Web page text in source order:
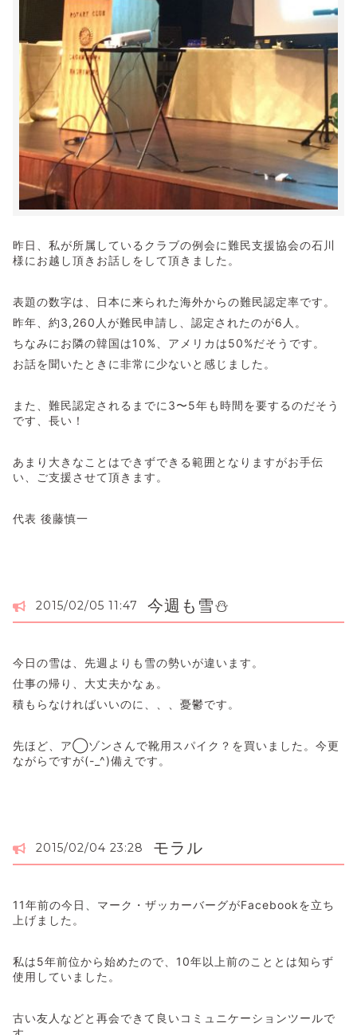
昨日、私が所属しているクラブの例会に難民支援協会の石川
様にお越し頂きお話しをして頂きました。
表題の数字は、日本に来られた海外からの難民認定率です。
昨年、約3,260人が難民申請し、認定されたのが6人。
ちなみにお隣の韓国は10%、アメリカは50%だそうです。
お話を聞いたときに非常に少ないと感じました。
また、難民認定されるまでに3〜5年も時間を要するのだそう
です、長い！
あまり大きなことはできずできる範囲となりますがお手伝
い、ご支援させて頂きます。
代表 後藤慎一
2015/02/05 11:47 今週も雪⛄️
今日の雪は、先週よりも雪の勢いが違います。
仕事の帰り、大丈夫かなぁ。
積もらなければいいのに、、、憂鬱です。
先ほど、ア◯ゾンさんで靴用スパイク？を買いました。今更
ながらですが(-_^)備えです。
2015/02/04 23:28 モラル
11年前の今日、マーク・ザッカーバーグがFacebookを立ち
上げました。
私は5年前位から始めたので、10年以上前のこととは知らず
使用していました。
古い友人などと再会できて良いコミュニケーションツールで